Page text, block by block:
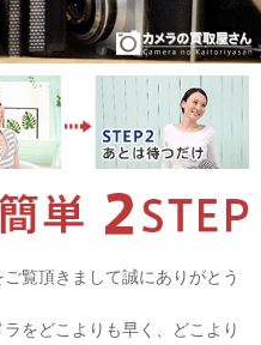
覧頂きまして誠にありがとう
をどこよりも早く、どこより